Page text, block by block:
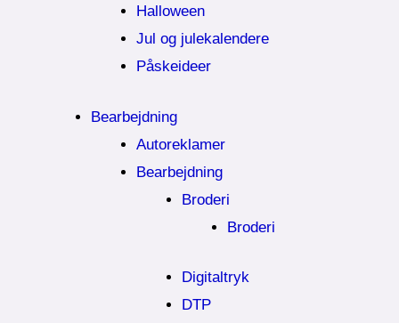
Halloween
Jul og julekalendere
Påskeideer
Bearbejdning
Autoreklamer
Bearbejdning
Broderi
Broderi
Digitaltryk
DTP